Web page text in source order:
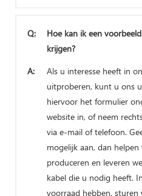
Q:
Hoe kan ik een
krijgen?
A:
Als u interesse heeft in
uitproberen, kunt u ons
hiervoor het formulier
website in, of neem
via e-mail of telefoon.
mogelijk aan, dan
produceren en leveren
kabel die u nodig heeft.
voorraad hebben, sturen